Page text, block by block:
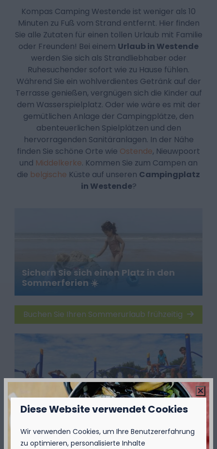
Kompas Camping Westende ist weniger als 10
Minuten zu Fuß vom Strand entfernt. Hier finden
Sie alle Zutaten für einen tollen Urlaub mit Familie
oder Freunden! Bei einem Urlaub in Westende
werden Sie sich als Strandliebhaber oder
Ruhesuchender sofort wie zu Hause fühlen.
Während Sie ein wohlverdientes Getränk auf der
Terrasse genießen, vergnügen sich die Kinder auf
dem Wasserspielplatz. Oder wie wäre es mit der
gemütlichen Anlage der Campingplätze, den
abenteuerlichen Spielplätzen und den
hervorragenden Sanitäranlagen. In der Nähe
finden Sie schöne Orte wie Ostende, Nieuwpoort
und Middelkerke. Kommen Sie zum Campen an
die belgische Küste auf unseren Campingplatz
in Westende?
Sichern Sie sich einen Platz in den
Sommerferien ☀️
Buchen Sie Ihren Sommerurlaub frühzeitig
Oder prüfen Sie andere beliebte
Ferienzeiten 📅.
Buchen Sie Ihren Urlaub
Diese Website verwendet Cookies
Wir verwenden Cookies, um Ihre Benutzererfahrung
zu optimieren, personalisierte Inhalte